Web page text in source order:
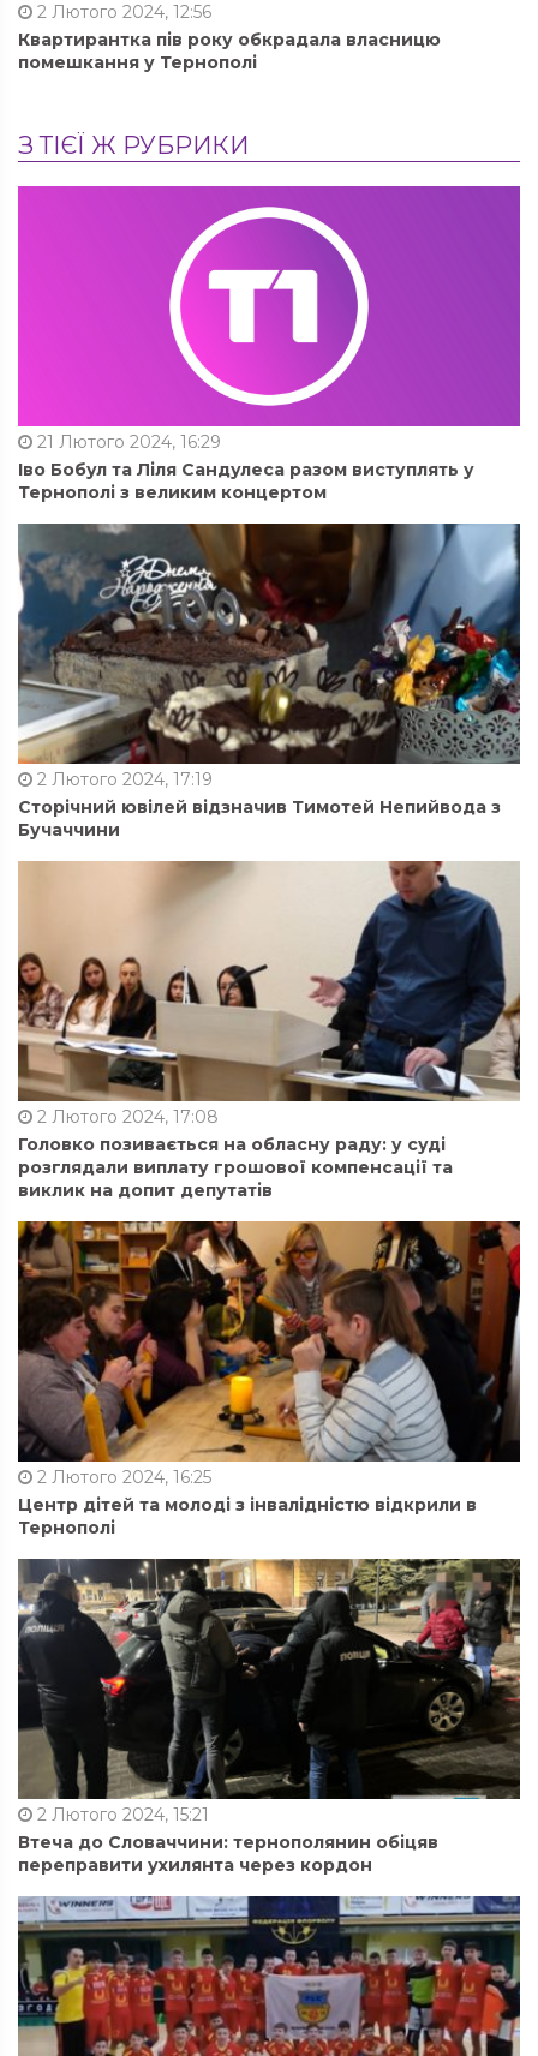
2 Лютого 2024, 12:56
Квартирантка пів року обкрадала власницю
помешкання у Тернополі
З ТІЄЇ Ж РУБРИКИ
21 Лютого 2024, 16:29
Іво Бобул та Ліля Сандулеса разом виступлять у
Тернополі з великим концертом
2 Лютого 2024, 17:19
Сторічний ювілей відзначив Тимотей Непийвода з
Бучаччини
2 Лютого 2024, 17:08
Головко позивається на обласну раду: у суді
розглядали виплату грошової компенсації та
виклик на допит депутатів
2 Лютого 2024, 16:25
Центр дітей та молоді з інвалідністю відкрили в
Тернополі
2 Лютого 2024, 15:21
Втеча до Словаччини: тернополянин обіцяв
переправити ухилянта через кордон